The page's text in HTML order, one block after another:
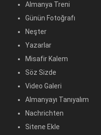
Almanya Treni
Günün Fotoğrafı
Neşter
Yazarlar
Misafir Kalem
Söz Sizde
Video Galeri
Almanyayı Tanıyalım
Nachrichten
Sitene Ekle